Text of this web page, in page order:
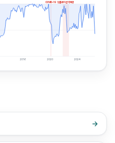
COVID-19 인플레이션 약세장
2016 2020 2024
→